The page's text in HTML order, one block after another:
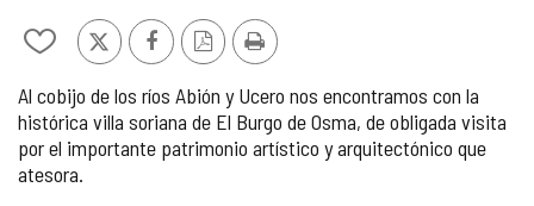
Añadir/quitar
mis
cuadernos
X FacebookVersiónImprimir
Al cobijo de los ríos Abión y Ucero nos encontramos con la
histórica villa soriana de El Burgo de Osma, de obligada visita
por el importante patrimonio artístico y arquitectónico que
atesora.